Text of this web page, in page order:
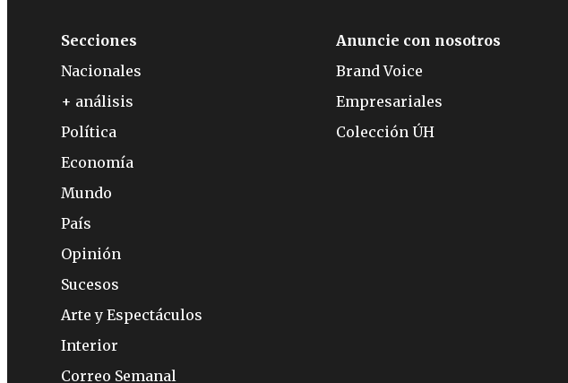
Secciones
Nacionales
+ análisis
Política
Economía
Mundo
País
Opinión
Sucesos
Arte y Espectáculos
Interior
Correo Semanal
Anuncie con nosotros
Brand Voice
Empresariales
Colección ÚH